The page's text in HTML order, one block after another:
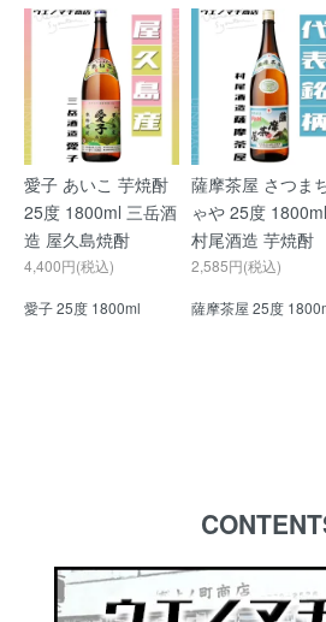
愛子 あいこ 芋焼酎
25度 1800ml 三岳酒
造 屋久島焼酎
4,400円(税込)
愛子 25度 1800ml
薩摩茶屋 さつま
ゃや 25度 1800ml
村尾酒造 芋焼酎
2,585円(税込)
薩摩茶屋 25度